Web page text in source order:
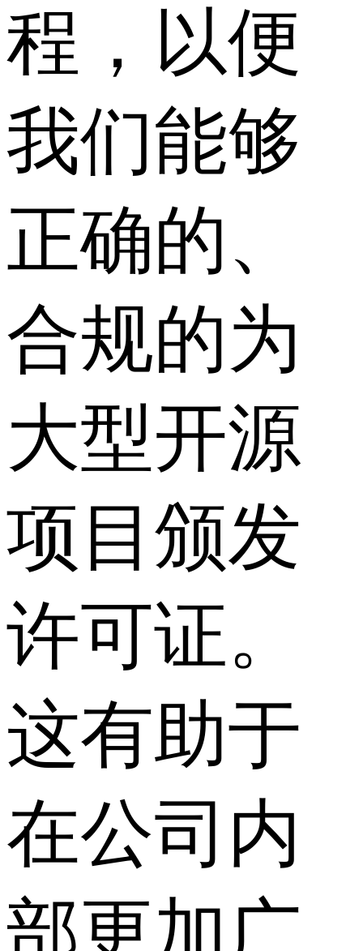
程，以便
我们能够
正确的、
合规的为
大型开源
项目颁发
许可证。
这有助于
在公司内
部更加广